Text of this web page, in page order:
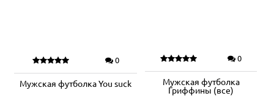
0
Мужская футболка You suck
0
Мужская футболка
Гриффины (все)